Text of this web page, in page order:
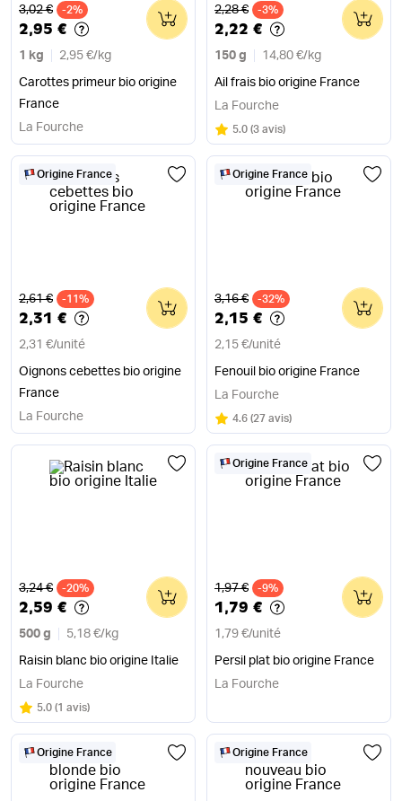
Ancien prix
3,02 € -2%
2,95 €
1 kg 2,95 €/ kg
Carottes primeur bio origine
France
0
La Fourche
Ancien prix
2,28 € -3%
2,22 €
150 g 14,80 €/ kg
Ail frais bio origine France
0
La Fourche
Note
5.0 sur 5
(3 avis)
Origine France
Ancien prix
2,61 € -11%
2,31 €
2,31 €/unité
Oignons cebettes bio origine
France
0
La Fourche
Origine France
Ancien prix
3,16 € -32%
2,15 €
2,15 €/unité
Fenouil bio origine France
0
La Fourche
Note
4.6 sur 5
(27 avis)
Ancien prix
3,24 € -20%
2,59 €
500 g 5,18 €/ kg
Raisin blanc bio origine Italie
0
La Fourche
Note
5.0 sur 5
(1 avis)
Origine France
Ancien prix
1,97 € -9%
1,79 €
1,79 €/unité
Persil plat bio origine France
0
La Fourche
Origine France Origine France